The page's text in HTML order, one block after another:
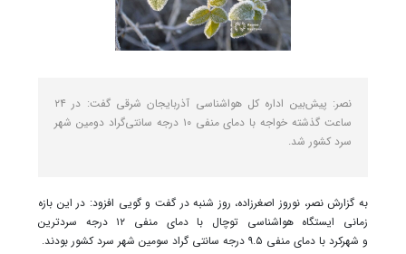
نصر: پیش‌بین اداره کل هواشناسی آذربایجان شرقی گفت: در ۲۴
ساعت گذشته خواجه با دمای منفی ۱۰ درجه سانتی‌گراد دومین شهر
سرد کشور شد.
به گزارش نصر، نوروز اصغرزاده، روز شنبه در گفت و گویی افزود: در این بازه
زمانی ایستگاه هواشناسی توچال با دمای منفی ۱۲ درجه سردترین
و شهرکرد با دمای منفی ۹.۵ درجه سانتی گراد سومین شهر سرد کشور بودند.